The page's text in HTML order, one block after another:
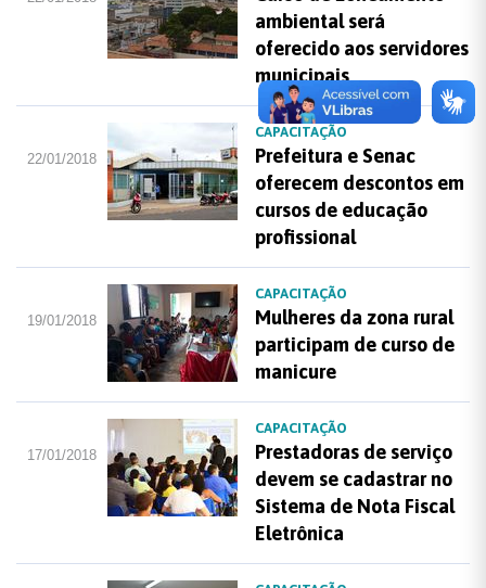
ambiental será
oferecido aos servidores
municipais
22/01/2018
CAPACITAÇÃO
Prefeitura e Senac
oferecem descontos em
cursos de educação
profissional
19/01/2018
CAPACITAÇÃO
Mulheres da zona rural
participam de curso de
manicure
17/01/2018
CAPACITAÇÃO
Prestadoras de serviço
devem se cadastrar no
Sistema de Nota Fiscal
Eletrônica